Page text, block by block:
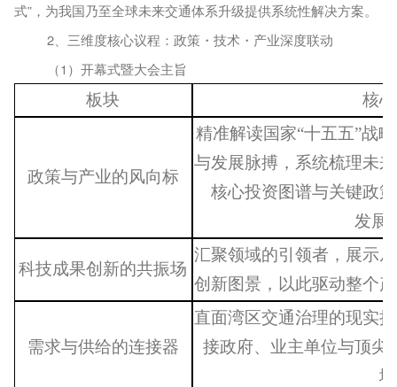
式”，为我国乃至全球未来交通体系升级提供系统性解决方案。
2 、三维度核心议程：政策・技术・产业深度联动
（1）开幕式暨大会主旨
板块
核
政策与产业的风向标
精准解读国家“十五五”战
与发展脉搏，系统梳理未
核心投资图谱与关键政
发展
科技成果创新的共振场
汇聚领域的引领者，展示
创新图景，以此驱动整个
需求与供给的连接器
直面湾区交通治理的现实
接政府、业主单位与顶尖
地